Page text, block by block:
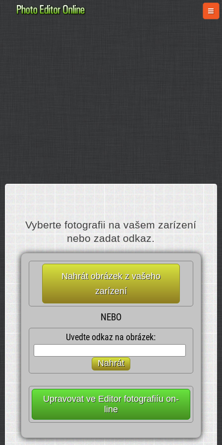
Vyberte fotografii na vašem zarízení
nebo zadat odkaz.
Nahrát obrázek z vašeho
zarízení
NEBO
Uvedte odkaz na obrázek:
Nahrát
Upravovat ve Editor fotografiíu on-
line